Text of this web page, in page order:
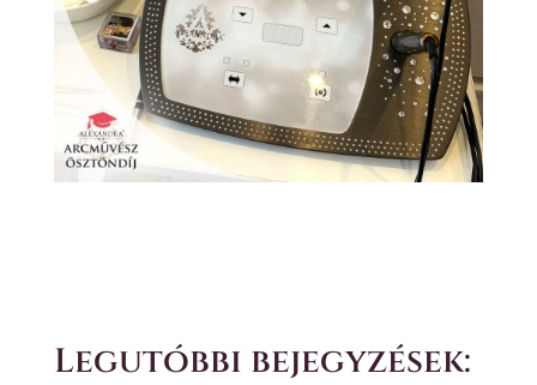
Legutóbbi bejegyzések: